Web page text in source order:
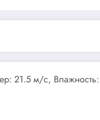
21.5 м/с,